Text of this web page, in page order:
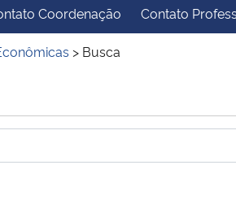
do Turismo
Ministério do
Coordenação Contato
> Busca